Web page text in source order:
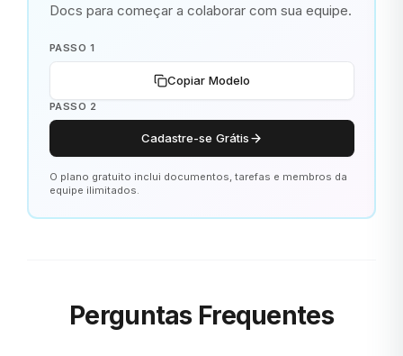
Docs para começar a colaborar com sua equipe.
PASSO 1
Copiar Modelo
PASSO 2
Cadastre-se Grátis
O plano gratuito inclui documentos, tarefas e membros da
equipe ilimitados.
Perguntas Frequentes